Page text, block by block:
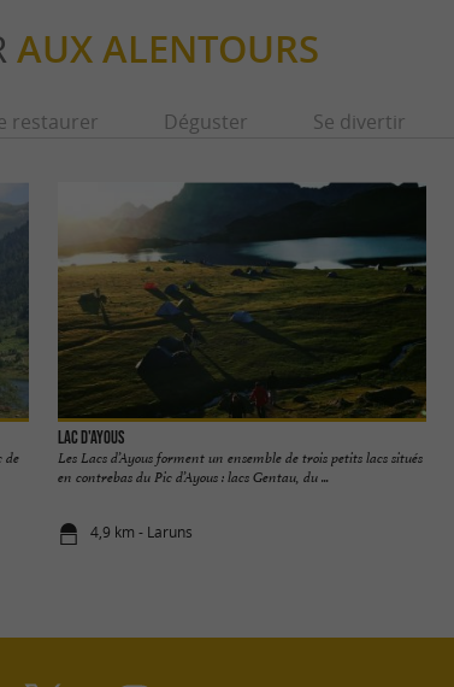
AUX ALENTOURS
restaurer Déguster Se divertir
de
Lac d'Ayous
Les Lacs d’Ayous forment un ensemble de trois petits lacs situés
en contrebas du Pic d’Ayous : lacs Gentau, du ...
4,9 km - Laruns